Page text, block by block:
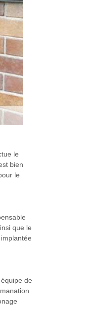
le
bien
le
que le
de